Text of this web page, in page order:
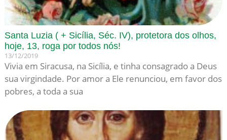
Santa Luzia ( + Sicília, Séc. IV), protetora dos olhos,
hoje, 13, roga por todos nós!
13/12/2019
Vivia em Siracusa, na Sicília, e tinha consagrado a Deus
sua virgindade. Por amor a Ele renun­ciou, em favor dos
pobres, a toda a sua